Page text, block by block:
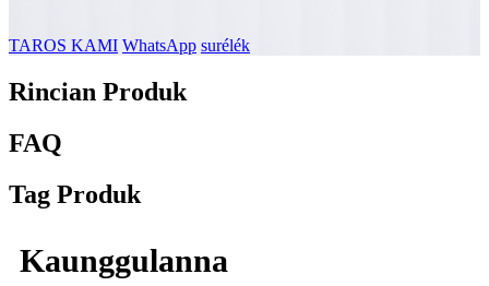
TAROS KAMI WhatsApp surélék
Rincian Produk
FAQ
Tag Produk
Kaunggulanna